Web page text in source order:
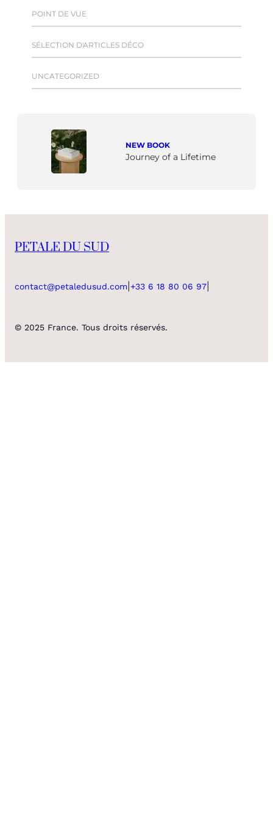
POINT DE VUE
SÉLECTION D'ARTICLES DÉCO
UNCATEGORIZED
NEW BOOK
Journey of a Lifetime
PETALE DU SUD
contact@petaledusud.com +33 6 18 80 06 97
© 2025 France. Tous droits réservés.